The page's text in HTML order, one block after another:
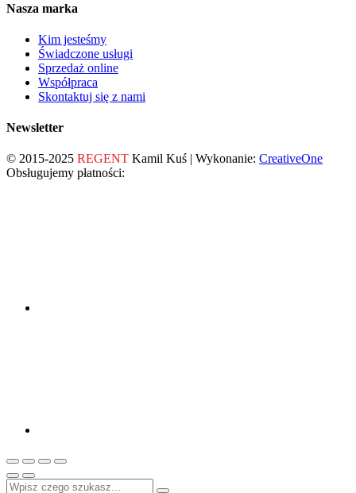
Nasza marka
Kim jesteśmy
Świadczone usługi
Sprzedaż online
Współpraca
Skontaktuj się z nami
Newsletter
© 2015-2025 REGENT Kamil Kuś | Wykonanie: CreativeOne
Obsługujemy płatności: